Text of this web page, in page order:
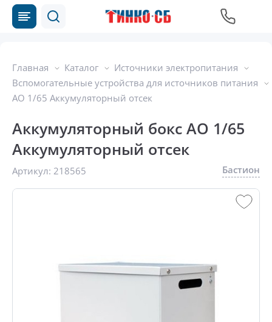
Главная Каталог
Источники электропитания
Вспомогательные устройства для источников питания
АО 1/65 Аккумуляторный отсек
Аккумуляторный бокс АО 1/65
Аккумуляторный отсек
Артикул: 218565 Бастион